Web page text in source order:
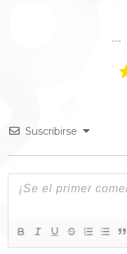
Suscribirse